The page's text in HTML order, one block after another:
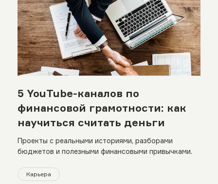
5 YouTube-каналов по
финансовой грамотности: как
научиться считать деньги
Проекты с реальными историями, разборами
бюджетов и полезными финансовыми привычками.
Карьера